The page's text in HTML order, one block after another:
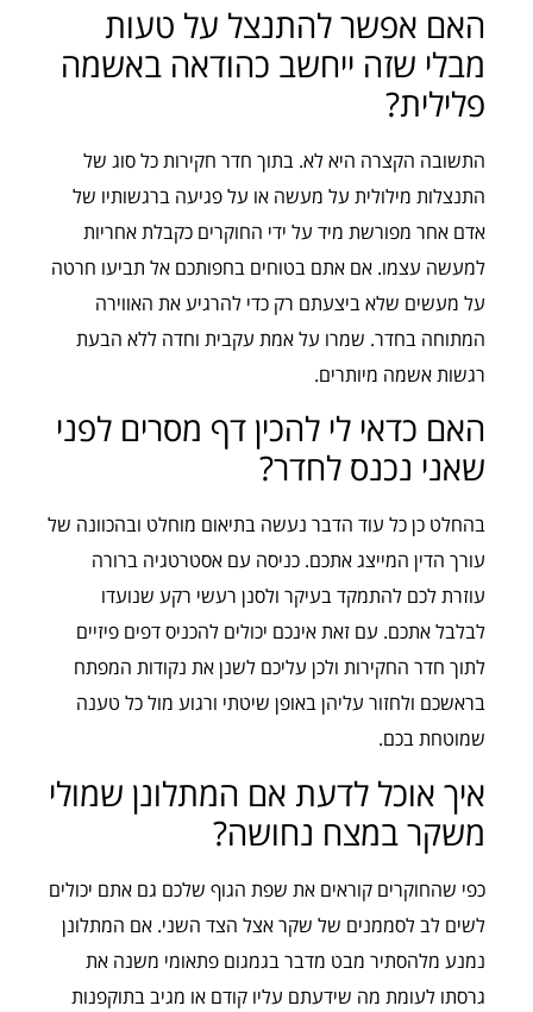
האם אפשר להתנצל על טעות
מבלי שזה ייחשב כהודאה באשמה
פלילית?
התשובה הקצרה היא לא. בתוך חדר חקירות כל סוג של
התנצלות מילולית על מעשה או על פגיעה ברגשותיו של
אדם אחר מפורשת מיד על ידי החוקרים כקבלת אחריות
למעשה עצמו. אם אתם בטוחים בחפותכם אל תביעו חרטה
על מעשים שלא ביצעתם רק כדי להרגיע את האווירה
המתוחה בחדר. שמרו על אמת עקבית וחדה ללא הבעת
רגשות אשמה מיותרים.
האם כדאי לי להכין דף מסרים לפני
שאני נכנס לחדר?
בהחלט כן כל עוד הדבר נעשה בתיאום מוחלט ובהכוונה של
עורך הדין המייצג אתכם. כניסה עם אסטרטגיה ברורה
עוזרת לכם להתמקד בעיקר ולסנן רעשי רקע שנועדו
לבלבל אתכם. עם זאת אינכם יכולים להכניס דפים פיזיים
לתוך חדר החקירות ולכן עליכם לשנן את נקודות המפתח
בראשכם ולחזור עליהן באופן שיטתי ורגוע מול כל טענה
שמוטחת בכם.
איך אוכל לדעת אם המתלונן שמולי
משקר במצח נחושה?
כפי שהחוקרים קוראים את שפת הגוף שלכם גם אתם יכולים
לשים לב לסממנים של שקר אצל הצד השני. אם המתלונן
נמנע מלהסתיר מבט מדבר בגמגום פתאומי משנה את
גרסתו לעומת מה שידעתם עליו קודם או מגיב בתוקפנות